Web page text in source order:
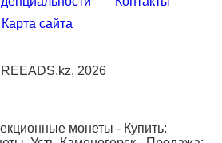
Карта сайта
2026
монеты - Купить: